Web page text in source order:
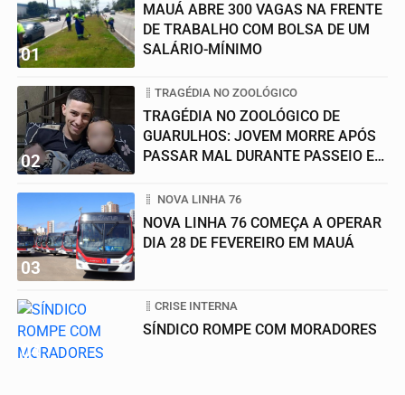
01
MAUÁ ABRE 300 VAGAS NA FRENTE
DE TRABALHO COM BOLSA DE UM
SALÁRIO-MÍNIMO
02
TRAGÉDIA NO ZOOLÓGICO
TRAGÉDIA NO ZOOLÓGICO DE
GUARULHOS: JOVEM MORRE APÓS
PASSAR MAL DURANTE PASSEIO EM
03
NOVA LINHA 76
NOVA LINHA 76 COMEÇA A OPERAR
DIA 28 DE FEVEREIRO EM MAUÁ
04
CRISE INTERNA
SÍNDICO ROMPE COM MORADORES